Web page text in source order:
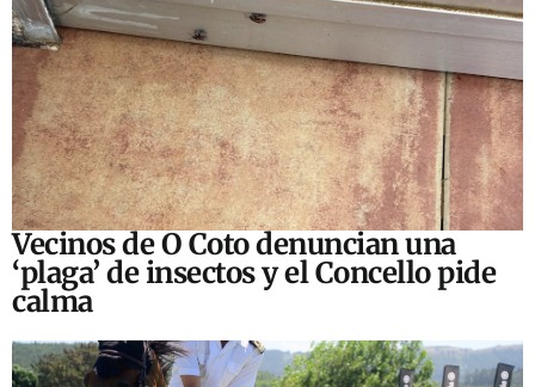
Vecinos de O Coto denuncian una
‘plaga’ de insectos y el Concello pide
calma